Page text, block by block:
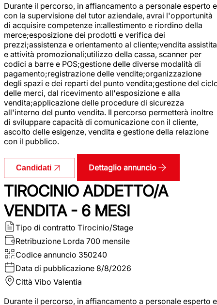
Durante il percorso, in affiancamento a personale esperto e
con la supervisione del tutor aziendale, avrai l'opportunità
di acquisire competenze in:allestimento e riordino della
merce;esposizione dei prodotti e verifica dei
prezzi;assistenza e orientamento al cliente;vendita assistita
e attività promozionali;utilizzo della cassa, scanner per
codici a barre e POS;gestione delle diverse modalità di
pagamento;registrazione delle vendite;organizzazione
degli spazi e dei reparti del punto vendita;gestione del
delle merci, dal ricevimento all'esposizione e alla
vendita;applicazione delle procedure di sicurezza
all'interno del punto vendita. Il percorso permetterà inoltre
di sviluppare capacità di comunicazione con il cliente,
ascolto delle esigenze, vendita e gestione della relazione
con il pubblico.
Candidati Dettaglio annuncio
TIROCINIO ADDETTO/A
VENDITA - 6 MESI
Tipo di contratto Tirocinio/Stage
Retribuzione Lorda 700 mensile
Codice annuncio 350240
Data di pubblicazione 8/8/2026
Città Vibo Valentia
Durante il percorso, in affiancamento a personale esperto e